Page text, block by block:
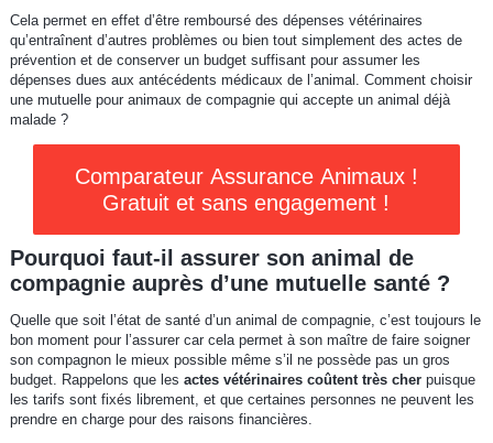
Cela permet en effet d’être remboursé des dépenses vétérinaires
qu’entraînent d’autres problèmes ou bien tout simplement des actes de
prévention et de conserver un budget suffisant pour assumer les
dépenses dues aux antécédents médicaux de l’animal. Comment choisir
une mutuelle pour animaux de compagnie qui accepte un animal déjà
malade ?
Comparateur Assurance Animaux !
Gratuit et sans engagement !
Pourquoi faut-il assurer son animal de
compagnie auprès d’une mutuelle santé ?
Quelle que soit l’état de santé d’un animal de compagnie, c’est toujours le
bon moment pour l’assurer car cela permet à son maître de faire soigner
son compagnon le mieux possible même s’il ne possède pas un gros
budget. Rappelons que les actes vétérinaires coûtent très cherpuisque
les tarifs sont fixés librement, et que certaines personnes ne peuvent les
prendre en charge pour des raisons financières.